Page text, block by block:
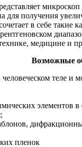
для получения
в себе такие
медицине и
Возможные
теле и
элементов в
пленок